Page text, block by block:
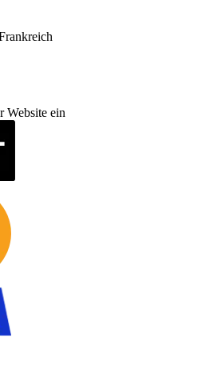
Website ein